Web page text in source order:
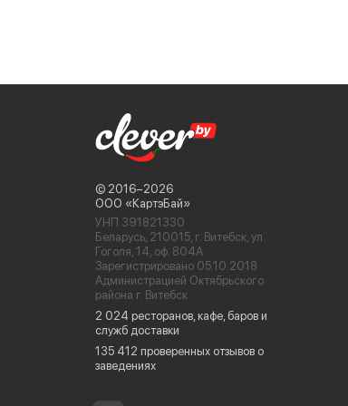
© 2016−2026
ООО «КартэБай»
УНП 391821330
Беларусь, 210015, г. Витебск, ул.
Гоголя, 14, оф. 804А
Зарегистрировано 05.10.2018
Администрацией Октябрьского
района г. Витебск
2 024 ресторанов, кафе, баров и
служб доставки
135 412 проверенных отзывов о
заведениях